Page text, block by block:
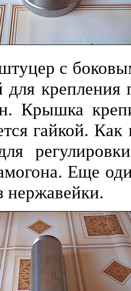
с
для
Крышка
гайкой.
Еще
нержавейки.